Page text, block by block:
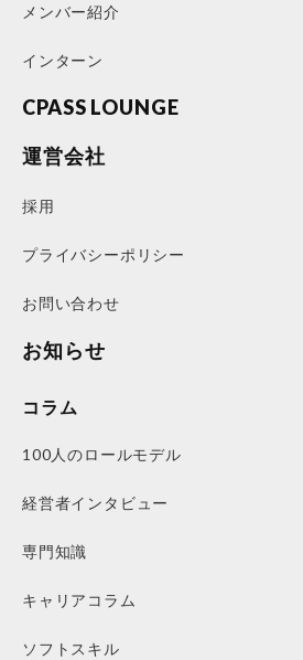
メンバー紹介
インターン
CPASS LOUNGE
運営会社
採用
プライバシーポリシー
お問い合わせ
お知らせ
コラム
100人のロールモデル
経営者インタビュー
専門知識
キャリアコラム
ソフトスキル